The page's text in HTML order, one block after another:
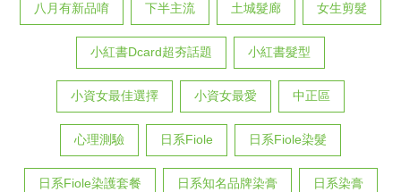
八月有新品唷 下半主流 土城髮廊 女生剪髮
小紅書Dcard超夯話題 小紅書髮型
小資女最佳選擇 小資女最愛 中正區
心理測驗 日系Fiole 日系Fiole染髮
日系Fiole染護套餐 日系知名品牌染膏 日系染膏